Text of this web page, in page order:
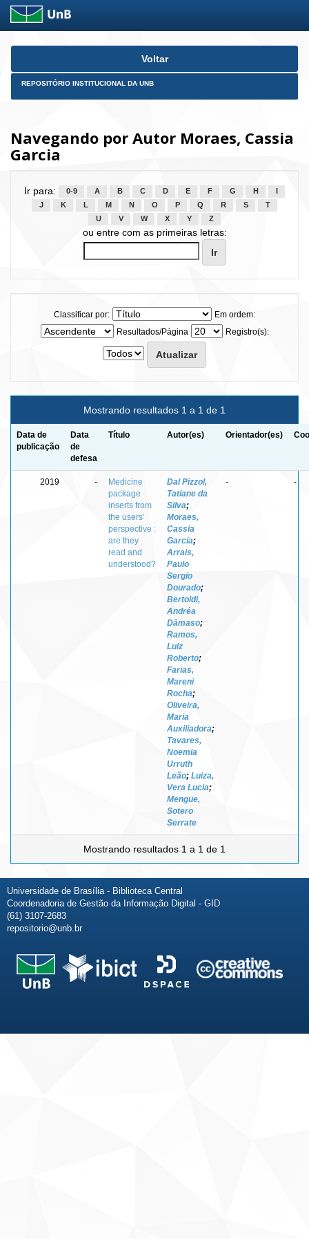
Skip
Voltar
REPOSITÓRIO INSTITUCIONAL DA UNB
Navegando por Autor Moraes, Cassia
Garcia
Ir para: 0-9 A B C D E F G H
J
K L M N O P Q R S
T
U
V W X Y Z
ou entre com as primeiras letras:
Classificar por:
Em ordem:
Resultados/Página
Registro(s):
Mostrando resultados 1 a 1 de 1
Data de
publicação
Data
de
defesa
Título Autor(es) Orientador(es)
2019 -
Medicine
package
inserts from
the users’
perspective :
are they
read and
understood?
Dal Pizzol,
Tatiane da
Silva;
Moraes,
Cassia
Garcia;
Arrais,
Paulo
Sergio
Dourado;
Bertoldi,
Andréa
Dâmaso;
Ramos,
Luiz
Roberto;
Farias,
Mareni
Rocha;
Oliveira,
Maria
Auxiliadora;
Tavares,
Noemia
Urruth
Leão; Luiza,
Vera Lucia;
Mengue,
Sotero
Serrate
- -
Mostrando resultados 1 a 1 de 1
Universidade de Brasília - Biblioteca Central
Coordenadoria de Gestão da Informação Digital - GID
(61) 3107-2683
repositorio@unb.br